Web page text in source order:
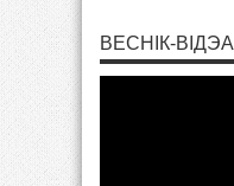
ВЕСНІК-ВІДЭА